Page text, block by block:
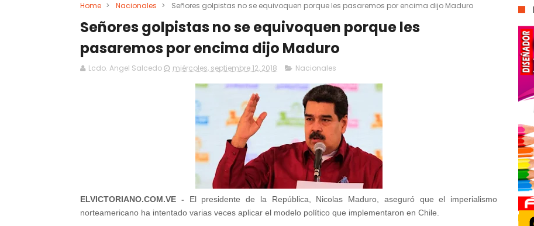
Home > Nacionales > Señores golpistas no se equivoquen porque les pasaremos por encima dijo Maduro
Señores golpistas no se equivoquen porque les
pasaremos por encima dijo Maduro
Lcdo. Angel Salcedo miércoles, septiembre 12, 2018 Nacionales
ELVICTORIANO.COM.VE - El presidente de la República, Nicolas Maduro, aseguró que el imperialismo
norteamericano ha intentado varias veces aplicar el modelo político que implementaron en Chile.